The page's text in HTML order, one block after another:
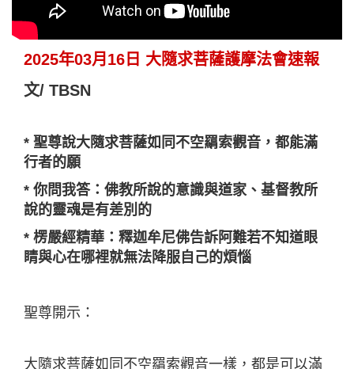
2025年03月16日 大隨求菩薩護摩法會速報
文/ TBSN
* 聖尊說大隨求菩薩如同不空羂索觀音，都能滿
行者的願
* 你問我答：佛教所說的意識與道家、基督教所
說的靈魂是有差別的
* 楞嚴經精華：釋迦牟尼佛告訴阿難若不知道眼
睛與心在哪裡就無法降服自己的煩惱
聖尊開示：
大隨求菩薩如同不空羂索觀音一樣，都是可以滿